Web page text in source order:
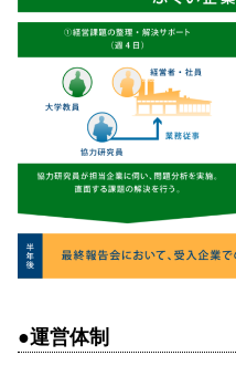
●運営体制